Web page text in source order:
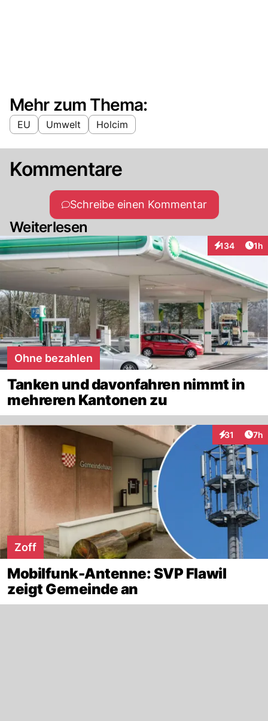
Mehr zum Thema:
EU Umwelt Holcim
Kommentare
Schreibe einen Kommentar
Weiterlesen
134
Interaktionen
1h
Ohne bezahlen
Tanken und davonfahren nimmt in
mehreren Kantonen zu
31 7h
Zoff
Mobilfunk-Antenne: SVP Flawil
zeigt Gemeinde an